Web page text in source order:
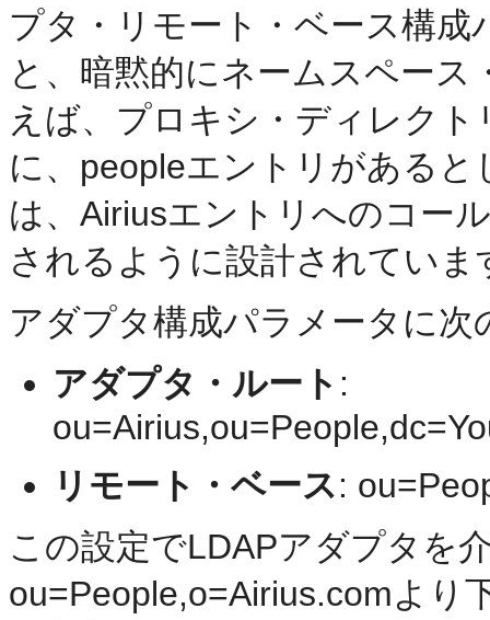
プタ・リモート・ベース構
と、暗黙的にネームスペー
えば、プロキシ・ディレク
に、peopleエントリがある
は、Airiusエントリへのコー
されるように設計されていま
アダプタ構成パラメータに
アダプタ・ルート :
リモート・ベース:
この設定でLDAPアダプタを
ou=People,o=Airius.comより